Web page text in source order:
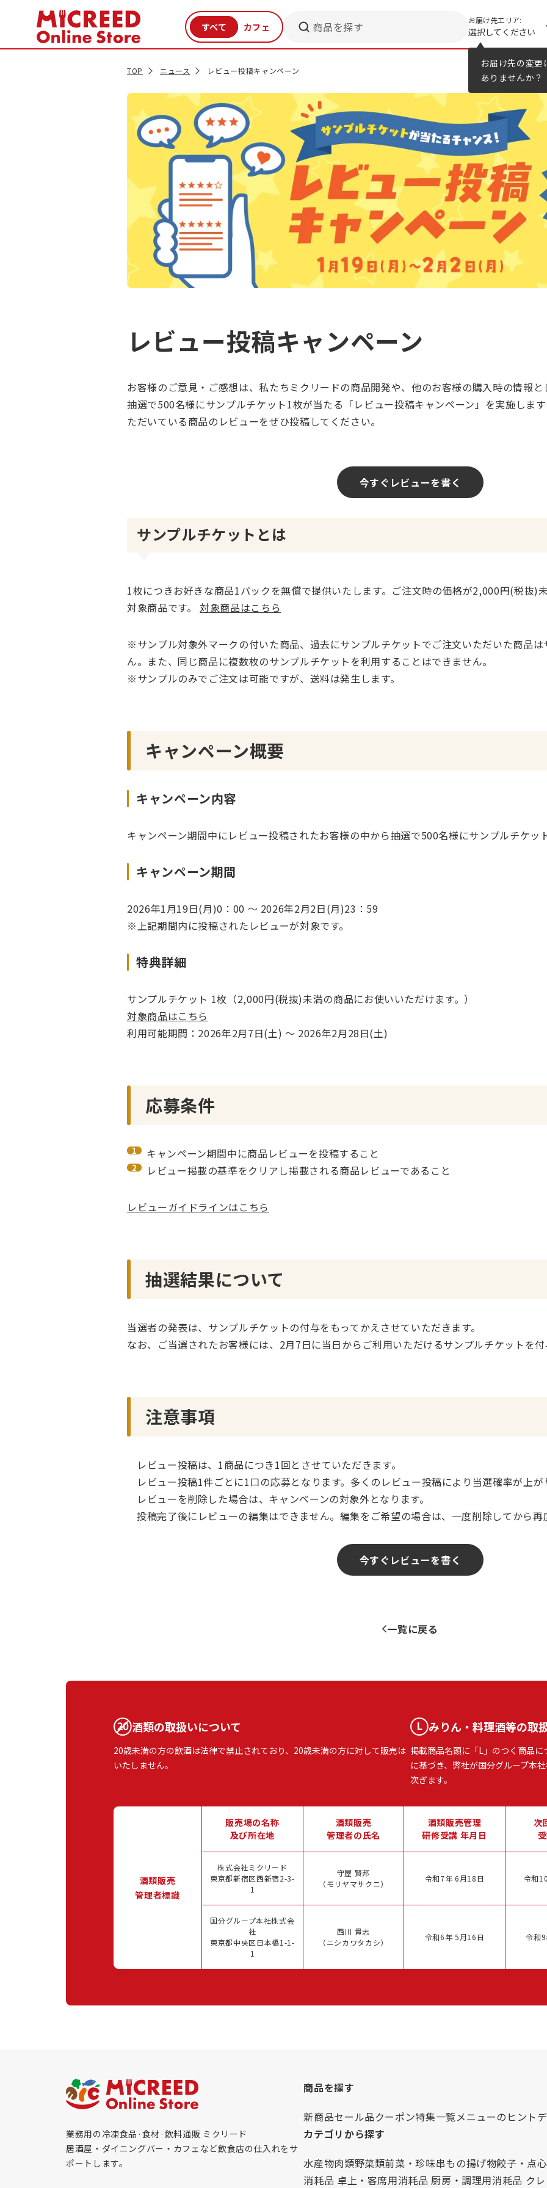
お届け先の変更
ありませんか？
商品を探す お届け先エリア:
選択してください
TOP ニュース レビュー投稿キャンペーン
レビュー投稿キャンペーン
お客様のご意見・ご感想は、私たちミクリードの商品開発や、他のお客様の購入時の情報と
抽選で500名様にサンプルチケット1枚が当たる「レビュー投稿キャンペーン」を実施しま
ただいている商品のレビューをぜひ投稿してください。
今すぐレビューを書く
サンプルチケットとは
1枚につきお好きな商品1パックを無償で提供いたします。ご注文時の価格が2,000円(税抜)
対象商品です。対象商品はこちら
※サンプル対象外マークの付いた商品、過去にサンプルチケットでご注文いただいた商品
ん。また、同じ商品に複数枚のサンプルチケットを利用することはできません。
※サンプルのみでご注文は可能ですが、送料は発生します。
キャンペーン概要
キャンペーン内容
キャンペーン期間中にレビュー投稿されたお客様の中から抽選で500名様にサンプルチケッ
キャンペーン期間
2026年1月19日(月)0：00 ～ 2026年2月2日(月)23：59
※上記期間内に投稿されたレビューが対象です。
特典詳細
サンプルチケット 1枚（2,000円(税抜)未満の商品にお使いいただけます。）
対象商品はこちら
利用可能期間：2026年2月7日(土) ～ 2026年2月28日(土)
応募条件
キャンペーン期間中に商品レビューを投稿すること
レビュー掲載の基準をクリアし掲載される商品レビューであること
レビューガイドラインはこちら
抽選結果について
当選者の発表は、サンプルチケットの付与をもってかえさせていただきます。
なお、ご当選されたお客様には、2月7日に当日からご利用いただけるサンプルチケットを付
注意事項
レビュー投稿は、1商品につき1回とさせていただきます。
レビュー投稿1件ごとに1口の応募となります。多くのレビュー投稿により当選確率が上が
レビューを削除した場合は、キャンペーンの対象外となります。
投稿完了後にレビューの編集はできません。編集をご希望の場合は、一度削除してから再
今すぐレビューを書く
一覧に戻る
酒類の取扱いについて
20歳未満の方の飲酒は法律で禁止されており、20歳未満の方に対して販売は
いたしません。
みりん・料理酒等の取
掲載商品名頭に「L」のつく商品
に基づき、弊社が国分グループ本
次ぎます。
酒類販売
管理者標識
販売場の名称
及び所在地
酒類販売
管理者の氏名
酒類販売管理
研修受講 年月日
次
株式会社ミクリード
東京都新宿区西新宿2-3-
1
守屋 賢邦
（モリヤマサクニ）
令和7年 6月18日 令和
国分グループ本社株式会
社
東京都中央区日本橋1-1-
1
西川 貴志
（ニシカワタカシ）
令和6年 5月16日 令和
業務用の冷凍食品·食材·飲料通販 ミクリード
居酒屋・ダイニングバー・カフェなど飲食店の仕入れをサ
ポートします。
商品を探す
新商品セール品クーポン特集一覧メニューのヒント
カテゴリから探す
水産物肉類野菜類前菜・珍味串もの揚げ物餃子・点心
消耗品 卓上・客席用消耗品 厨房・調理用消耗品 ク